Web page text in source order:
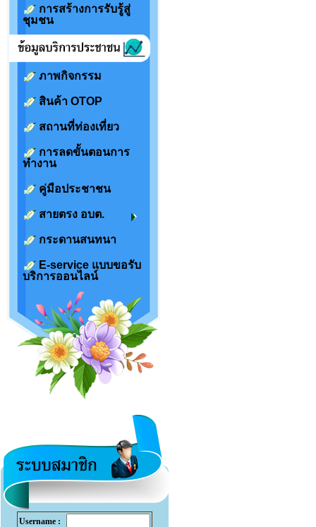
การสร้างการรับรู้สู่
ชุมชน
ภาพกิจกรรม
สินค้า OTOP
สถานที่ท่องเที่ยว
การลดขั้นตอนการ
ทำงาน
คู่มือประชาชน
สายตรง อบต.
กระดานสนทนา
E-service แบบขอรับ
บริการออนไลน์
Username :